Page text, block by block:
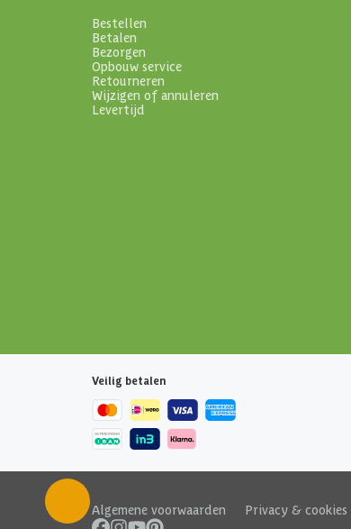
Bestellen
Betalen
Bezorgen
Opbouw service
Retourneren
Wijzigen of annuleren
Levertijd
Veilig betalen
Algemene voorwaarden Privacy & cookies